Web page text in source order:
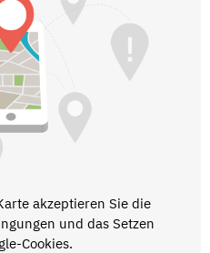
akzeptieren Sie die
und das Setzen
Cookies.